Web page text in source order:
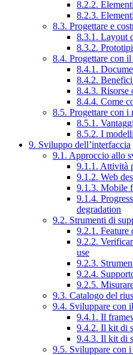
8.2.2.
8.2.3.
8.3. Progettare e
8.3.1. Layout
8.3.2.
8.4. Progettare con
8.4.1.
8.4.2.
8.4.3. Risorse
8.4.4. Come
8.5. Progettare con
8.5.1.
8.5.2. I
9. Sviluppo dell’interfaccia
9.1. Approccio allo
9.1.1. Attività
9.1.2. Web
9.1.3. Mobile
9.1.4.
degradation
9.2. Strumenti di
9.2.1. Feature
9.2.2.
use
9.2.3.
9.2.4.
9.2.5.
9.3. Catalogo del
9.4. Sviluppare con
9.4.1. Il
9.4.2. Il kit di
9.4.3. Il kit di
9.5. Sviluppare con